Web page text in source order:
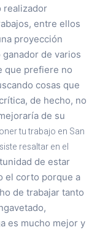
realizador
entre ellos
proyección
de varios
que prefiere no
cosas que
de hecho, no
de su
tu trabajo en San
resaltar en el
de estar
el corto porque a
de trabajar tanto
es mucho mejor y